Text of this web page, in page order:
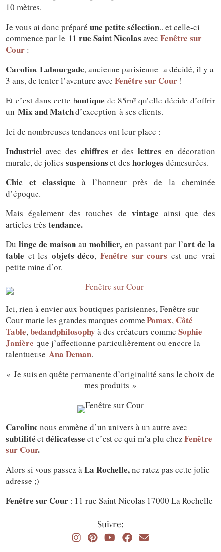
10 mètres.
Je vous ai donc préparé une petite sélection.. et celle-ci
commence par le 11 rue Saint Nicolas avec Fenêtre sur
Cour :
Caroline Labourgade, ancienne parisienne a décidé, il y a
3 ans, de tenter l’aventure avec Fenêtre sur Cour !
Et c’est dans cette boutique de 85m² qu’elle décide d’offrir
un Mix and Matchd’exception à ses clients.
Ici de nombreuses tendances ont leur place :
Industriel avec des chiffres et deslettres en décoration
murale, de jolies suspensions et des horloges démesurées.
Chic et classique à l’honneur près de la cheminée
d’époque.
Mais également des touches de vintage ainsi que des
articles très tendance.
Dulinge de maison aumobilier, en passant par l’art de la
table et les objets déco,Fenêtre sur cours est une vrai
petite mine d’or.
Ici, rien à envier aux boutiques parisiennes, Fenêtre sur
Cour marie les grandes marques comme Pomax, Côté
Table,bedandphilosophy à des créateurs comme Sophie
Janière que j’affectionne particulièrement ou encore la
talentueuse Ana Deman.
« Je suis en quête permanente d’originalité sans le choix de
mes produits »
Caroline nous emmène d’un univers à un autre avec
subtilité etdélicatesse et c’est ce qui m’a plu chez Fenêtre
sur Cour.
Alors si vous passez àLa Rochelle,ne ratez pas cette jolie
adresse ;)
Fenêtre sur Cour : 11 rue Saint Nicolas 17000 La Rochelle
Suivre: